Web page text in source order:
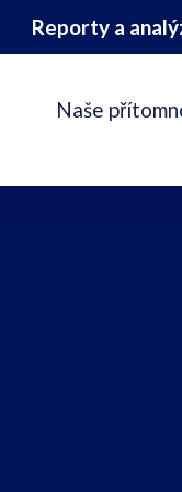
Reporty a
Naše